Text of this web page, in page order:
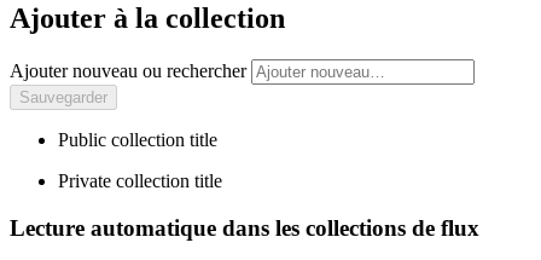
Ajouter à la collection
Ajouter nouveau ou rechercher
Public collection title
Private collection title
Lecture automatique dans les collections de flux